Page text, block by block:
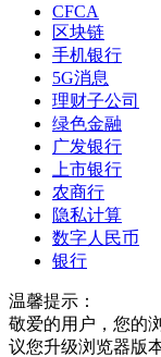
CFCA
区块链
手机银行
5G消息
理财子公司
绿色金融
广发银行
上市银行
农商行
隐私计算
数字人民币
银行
温馨提示：
敬爱的用户，您的
议您升级浏览器版